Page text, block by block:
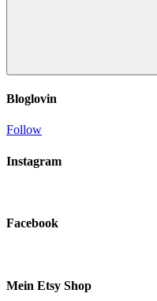
Bloglovin
Follow
Instagram
Facebook
Mein Etsy Shop